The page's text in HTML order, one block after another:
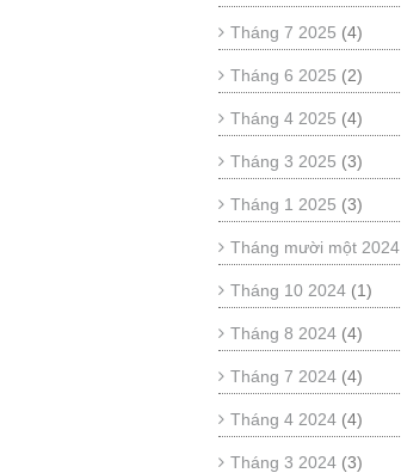
Tháng 7 2025 (4)
Tháng 6 2025 (2)
Tháng 4 2025 (4)
Tháng 3 2025 (3)
Tháng 1 2025 (3)
Tháng mười một 2024
Tháng 10 2024 (1)
Tháng 8 2024 (4)
Tháng 7 2024 (4)
Tháng 4 2024 (4)
Tháng 3 2024 (3)